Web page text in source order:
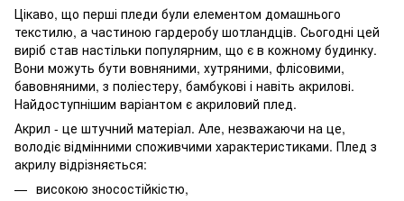
Цікаво, що перші пледи були елементом домашнього
текстилю, а частиною гардеробу шотландців. Сьогодні цей
виріб став настільки популярним, що є в кожному будинку.
Вони можуть бути вовняними, хутряними, флісовими,
бавовняними, з поліестеру, бамбукові і навіть акрилові.
Найдоступнішим варіантом є акриловий плед.
Акрил - це штучний матеріал. Але, незважаючи на це,
володіє відмінними споживчими характеристиками. Плед з
акрилу відрізняється:
високою зносостійкістю,